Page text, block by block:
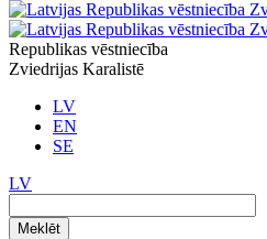
Republikas vēstniecība
Zviedrijas Karalistē
LV
EN
SE
LV
Meklēt